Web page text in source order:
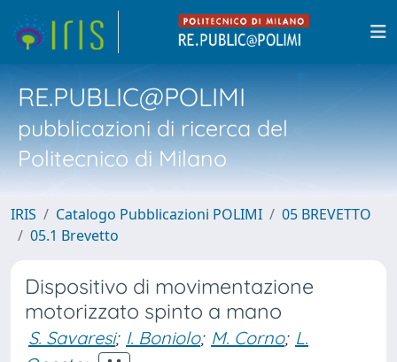
RE.PUBLIC@POLIMI
pubblicazioni di ricerca del
Politecnico di Milano
IRIS Catalogo Pubblicazioni POLIMI
05 BREVETTO
05.1 Brevetto
Dispositivo di movimentazione
motorizzato spinto a mano
S. Savaresi; I. Boniolo; M. Corno; L.